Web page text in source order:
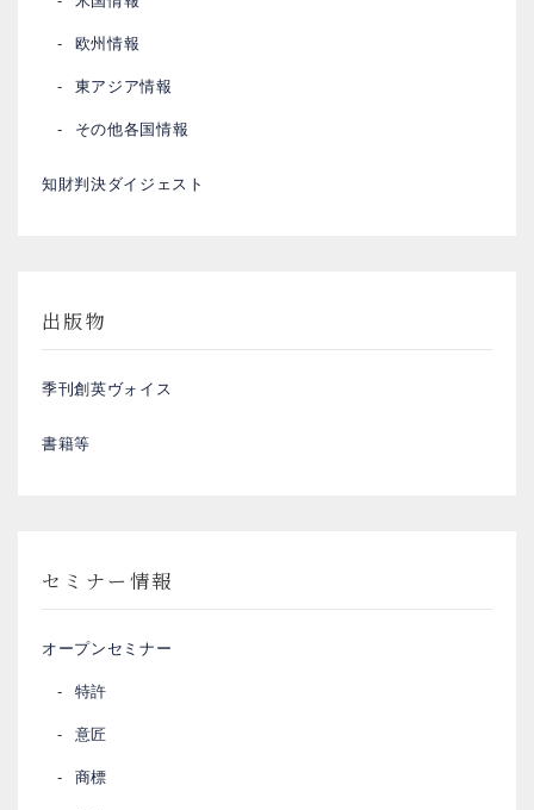
欧州情報
東アジア情報
その他各国情報
知財判決ダイジェスト
出版物
季刊創英ヴォイス
書籍等
セミナー情報
オープンセミナー
特許
意匠
商標